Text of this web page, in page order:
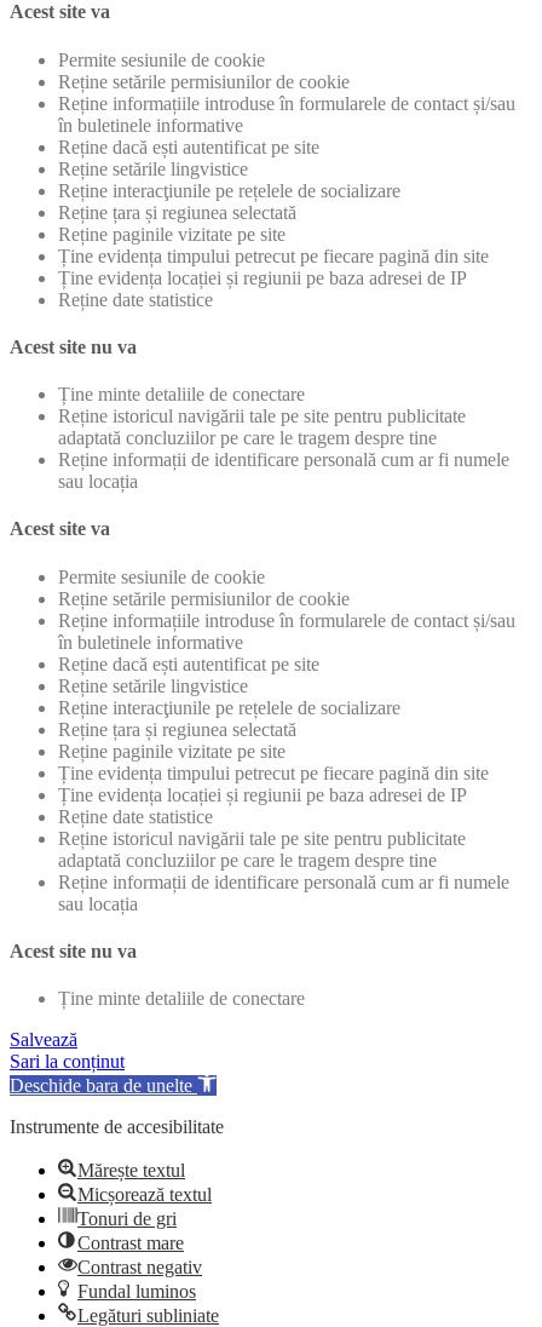
Acest site va
Permite sesiunile de cookie
Reține setările permisiunilor de cookie
Reține informațiile introduse în formularele de contact și/sau
în buletinele informative
Reține dacă ești autentificat pe site
Reține setările lingvistice
Reține interacţiunile pe rețelele de socializare
Reține țara și regiunea selectată
Reține paginile vizitate pe site
Ține evidența timpului petrecut pe fiecare pagină din site
Ține evidența locației și regiunii pe baza adresei de IP
Reține date statistice
Acest site nu va
Ține minte detaliile de conectare
Reține istoricul navigării tale pe site pentru publicitate
adaptată concluziilor pe care le tragem despre tine
Reține informații de identificare personală cum ar fi numele
sau locația
Acest site va
Permite sesiunile de cookie
Reține setările permisiunilor de cookie
Reține informațiile introduse în formularele de contact și/sau
în buletinele informative
Reține dacă ești autentificat pe site
Reține setările lingvistice
Reține interacţiunile pe rețelele de socializare
Reține țara și regiunea selectată
Reține paginile vizitate pe site
Ține evidența timpului petrecut pe fiecare pagină din site
Ține evidența locației și regiunii pe baza adresei de IP
Reține date statistice
Reține istoricul navigării tale pe site pentru publicitate
adaptată concluziilor pe care le tragem despre tine
Reține informații de identificare personală cum ar fi numele
sau locația
Acest site nu va
Ține minte detaliile de conectare
Salvează
Sari la conținut
Deschide bara de unelte
Instrumente de accesibilitate
Mărește textul
Micșorează textul
Tonuri de gri
Contrast mare
Contrast negativ
Fundal luminos
Legături subliniate